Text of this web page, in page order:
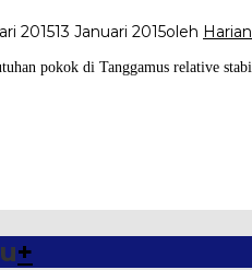
201513 Januari 2015oleh
pokok di Tanggamus relative
+